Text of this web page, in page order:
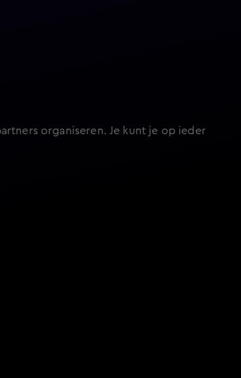
organiseren. Je kunt je op ieder